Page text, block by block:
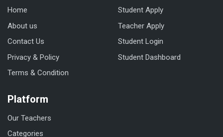
Home
About us
Contact Us
Privacy & Policy
Terms & Condition
Student Apply
Teacher Apply
Student Login
Student Dashboard
Platform
Our Teachers
Categories